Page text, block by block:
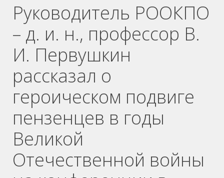
Руководитель РООКПО
– д. и. н., профессор В.
И. Первушкин
рассказал о
героическом подвиге
пензенцев в годы
Великой
Отечественной войны